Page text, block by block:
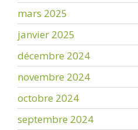
mars 2025
janvier 2025
décembre 2024
novembre 2024
octobre 2024
septembre 2024